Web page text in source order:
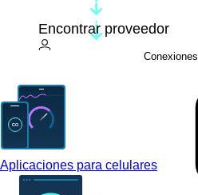
Encontrar proveedor
Conexiones
Aplicaciones para celulares